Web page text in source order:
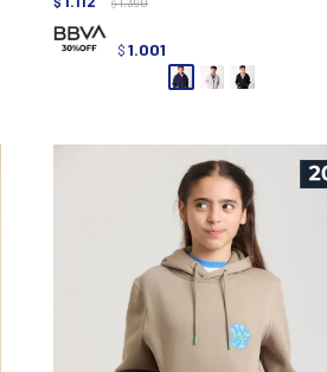
$
$ 1.001